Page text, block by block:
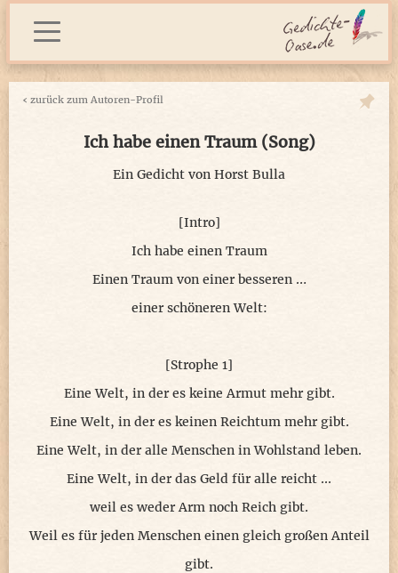
‹ zurück zum Autoren-Profil
Ich habe einen Traum (Song)
Ein Gedicht von Horst Bulla
[Intro]
Ich habe einen Traum
Einen Traum von einer besseren …
einer schöneren Welt:
[Strophe 1]
Eine Welt, in der es keine Armut mehr gibt.
Eine Welt, in der es keinen Reichtum mehr gibt.
Eine Welt, in der alle Menschen in Wohlstand leben.
Eine Welt, in der das Geld für alle reicht ...
weil es weder Arm noch Reich gibt.
Weil es für jeden Menschen einen gleich großen Anteil
gibt.